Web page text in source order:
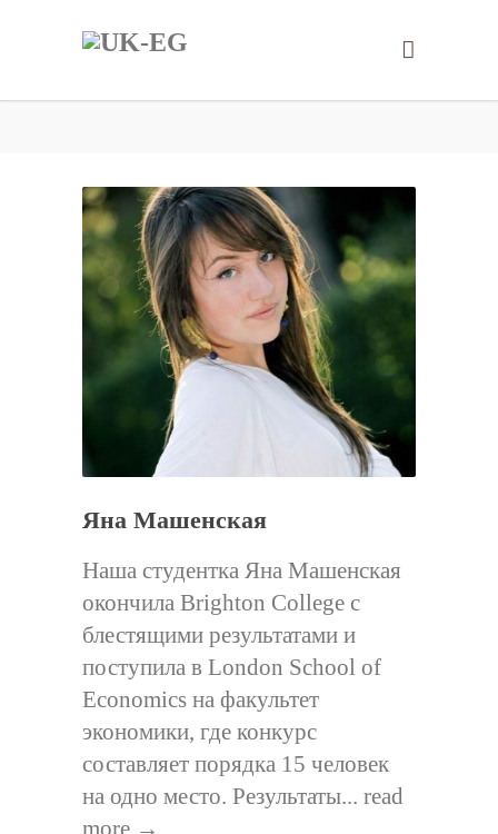
Яна Машенская
Наша студентка Яна Машенская
окончила Brighton College c
блестящими результатами и
поступила в London School of
Economics на факультет
экономики, где конкурс
составляет порядка 15 человек
на одно место. Результаты... read
more →